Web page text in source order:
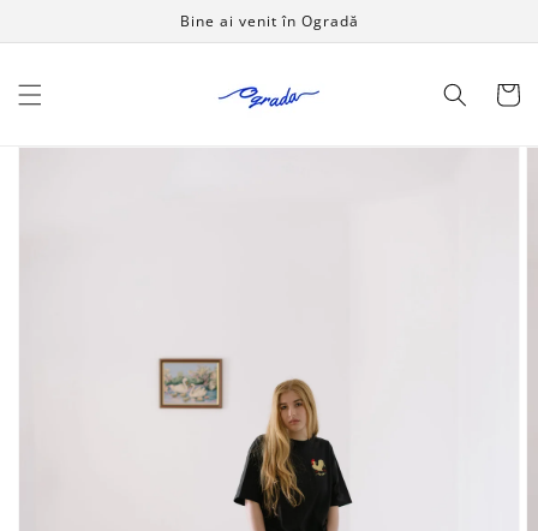
Bine ai venit în Ogradă
Coș